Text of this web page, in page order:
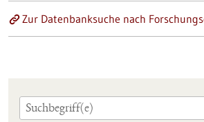
Zur Datenbanksuche nach